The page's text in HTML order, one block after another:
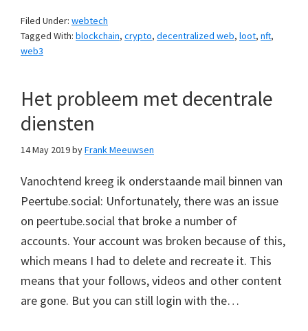
Filed Under: webtech
Tagged With: blockchain, crypto, decentralized web, loot, nft,
web3
Het probleem met decentrale
diensten
14 May 2019byFrank Meeuwsen
Vanochtend kreeg ik onderstaande mail binnen van
Peertube.social: Unfortunately, there was an issue
on peertube.social that broke a number of
accounts. Your account was broken because of this,
which means I had to delete and recreate it. This
means that your follows, videos and other content
are gone. But you can still login with the…